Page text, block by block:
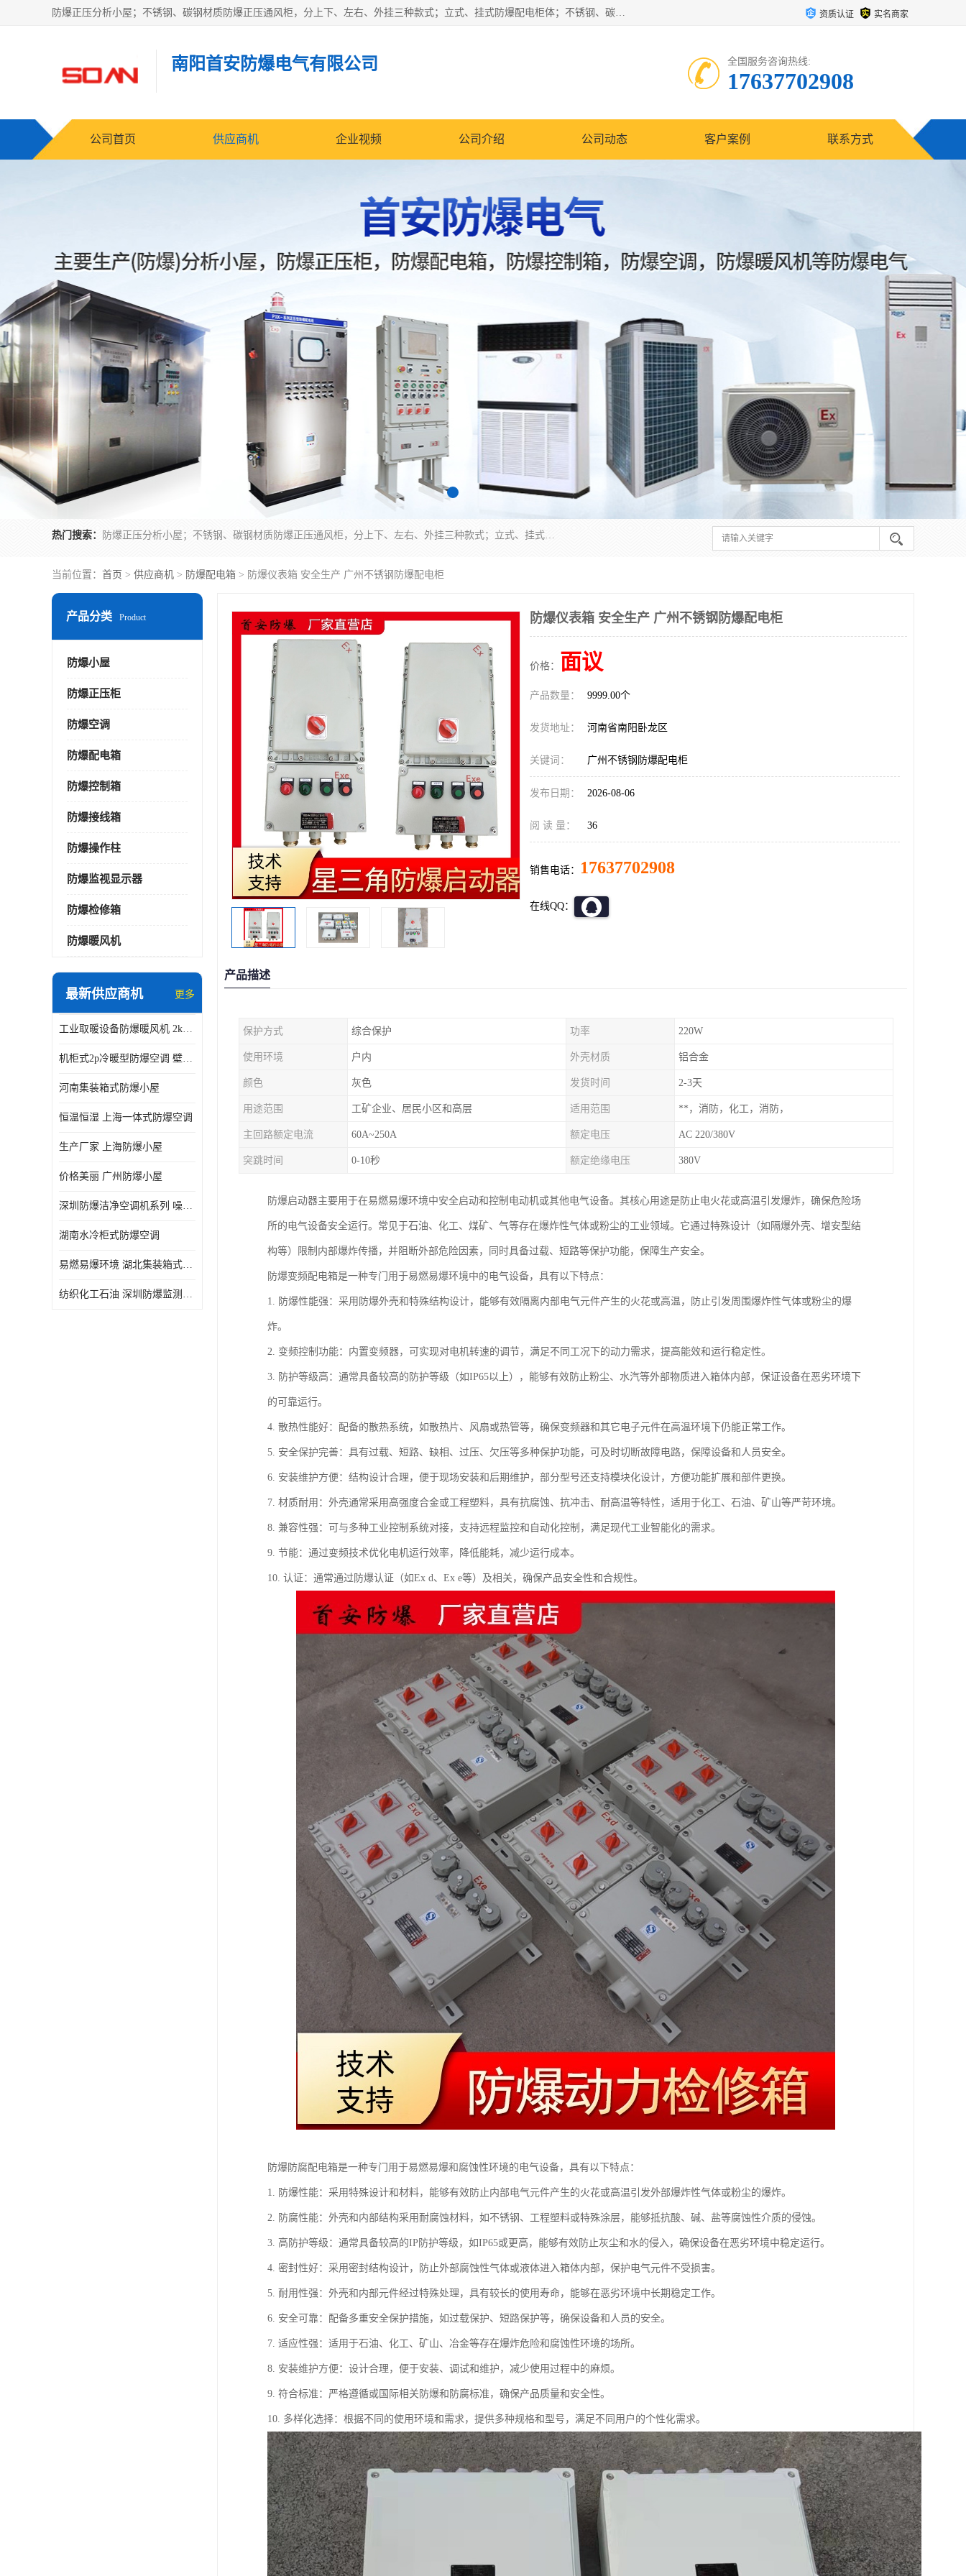
防爆正压分析小屋；不锈钢、碳钢材质防爆正压通风柜，分上下、左右、外挂三种款式；立式、挂式防爆配电柜体；不锈钢、碳钢防爆变频、磁力、星三角启动器；不锈钢、碳钢、铸铝防爆控制箱柜；可操作按键、多块式防爆仪表箱；多材质防爆接线箱；台式防爆电脑、防爆监视器。产品适配石油、化工、煤炭、电力、纺织、酿酒、航天、铁路、冶金、船舶、消防、市政等多行业工况使用。 资质认证 实名商家
南阳首安防爆电气有限公司 全国服务咨询热线:
17637702908
公司首页 供应商机 企业视频 公司介绍 公司动态 客户案例 联系方式
热门搜索： 防爆正压分析小屋；不锈钢、碳钢材质防爆正压通风柜，分上下、左右、外挂三种款式；立式、挂式防爆配电柜体；不锈钢、碳钢防爆变频、磁力、星三角启动器；不锈钢、碳钢、铸铝防爆控制箱柜；可操作按键、多块式防爆仪表箱；多材质防爆接线箱；台式防爆电脑、防爆监视器。产品适配石油、化工、煤炭、电力、纺织、酿酒、航天、铁路、冶金、船舶、消防、市政等多行业工况使用。
当前位置： 首页 > 供应商机 > 防爆配电箱 > 防爆仪表箱 安全生产 广州不锈钢防爆配电柜
产品分类 Product
防爆小屋
防爆正压柜
防爆空调
防爆配电箱
防爆控制箱
防爆接线箱
防爆操作柱
防爆监视显示器
防爆检修箱
防爆暖风机
最新供应商机 更多
工业取暖设备防爆暖风机 2kw-30kw 壁挂式、立式
机柜式2p冷暖型防爆空调 壁挂式防爆空调 定制厂家
河南集装箱式防爆小屋
恒温恒湿 上海一体式防爆空调
生产厂家 上海防爆小屋
价格美丽 广州防爆小屋
深圳防爆洁净空调机系列 噪音低
湖南水冷柜式防爆空调
易燃易爆环境 湖北集装箱式防爆小屋
纺织化工石油 深圳防爆监测小屋
防爆仪表箱 安全生产 广州不锈钢防爆配电柜
价格： 面议
产品数量： 9999.00个
发货地址： 河南省南阳卧龙区
关键词： 广州不锈钢防爆配电柜
发布日期： 2026-08-06
阅 读 量： 36
销售电话： 17637702908
在线QQ：
产品描述
保护方式 综合保护 功率 220W
使用环境 户内 外壳材质 铝合金
颜色 灰色 发货时间 2-3天
用途范围 工矿企业、居民小区和高层 适用范围 **，消防，化工，消防，
主回路额定电流 60A~250A 额定电压 AC 220/380V
突跳时间 0-10秒 额定绝缘电压 380V
防爆启动器主要用于在易燃易爆环境中安全启动和控制电动机或其他电气设备。其核心用途是防止电火花或高温引发爆炸，确保危险场
所的电气设备安全运行。常见于石油、化工、煤矿、气等存在爆炸性气体或粉尘的工业领域。它通过特殊设计（如隔爆外壳、增安型结
构等）限制内部爆炸传播，并阻断外部危险因素，同时具备过载、短路等保护功能，保障生产安全。
防爆变频配电箱是一种专门用于易燃易爆环境中的电气设备，具有以下特点：
1. 防爆性能强：采用防爆外壳和特殊结构设计，能够有效隔离内部电气元件产生的火花或高温，防止引发周围爆炸性气体或粉尘的爆
炸。
2. 变频控制功能：内置变频器，可实现对电机转速的调节，满足不同工况下的动力需求，提高能效和运行稳定性。
3. 防护等级高：通常具备较高的防护等级（如IP65以上），能够有效防止粉尘、水汽等外部物质进入箱体内部，保证设备在恶劣环境下
的可靠运行。
4. 散热性能好：配备的散热系统，如散热片、风扇或热管等，确保变频器和其它电子元件在高温环境下仍能正常工作。
5. 安全保护完善：具有过载、短路、缺相、过压、欠压等多种保护功能，可及时切断故障电路，保障设备和人员安全。
6. 安装维护方便：结构设计合理，便于现场安装和后期维护，部分型号还支持模块化设计，方便功能扩展和部件更换。
7. 材质耐用：外壳通常采用高强度合金或工程塑料，具有抗腐蚀、抗冲击、耐高温等特性，适用于化工、石油、矿山等严苛环境。
8. 兼容性强：可与多种工业控制系统对接，支持远程监控和自动化控制，满足现代工业智能化的需求。
9. 节能：通过变频技术优化电机运行效率，降低能耗，减少运行成本。
10. 认证：通常通过防爆认证（如Ex d、Ex e等）及相关，确保产品安全性和合规性。
防爆防腐配电箱是一种专门用于易燃易爆和腐蚀性环境的电气设备，具有以下特点：
1. 防爆性能：采用特殊设计和材料，能够有效防止内部电气元件产生的火花或高温引发外部爆炸性气体或粉尘的爆炸。
2. 防腐性能：外壳和内部结构采用耐腐蚀材料，如不锈钢、工程塑料或特殊涂层，能够抵抗酸、碱、盐等腐蚀性介质的侵蚀。
3. 高防护等级：通常具备较高的IP防护等级，如IP65或更高，能够有效防止灰尘和水的侵入，确保设备在恶劣环境中稳定运行。
4. 密封性好：采用密封结构设计，防止外部腐蚀性气体或液体进入箱体内部，保护电气元件不受损害。
5. 耐用性强：外壳和内部元件经过特殊处理，具有较长的使用寿命，能够在恶劣环境中长期稳定工作。
6. 安全可靠：配备多重安全保护措施，如过载保护、短路保护等，确保设备和人员的安全。
7. 适应性强：适用于石油、化工、矿山、冶金等存在爆炸危险和腐蚀性环境的场所。
8. 安装维护方便：设计合理，便于安装、调试和维护，减少使用过程中的麻烦。
9. 符合标准：严格遵循或国际相关防爆和防腐标准，确保产品质量和安全性。
10. 多样化选择：根据不同的使用环境和需求，提供多种规格和型号，满足不同用户的个性化需求。